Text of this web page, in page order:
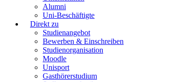
Alumni
Uni-Beschäftigte
Direkt zu
Studienangebot
Bewerben & Einschreiben
Studienorganisation
Moodle
Unisport
Gasthörerstudium